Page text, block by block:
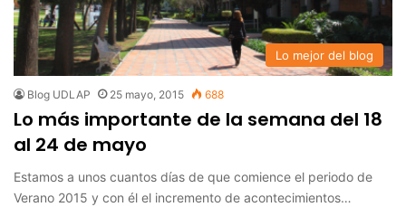
Lo mejor del blog
Blog UDLAP 25 mayo, 2015 688
Lo más importante de la semana del 18
al 24 de mayo
Estamos a unos cuantos días de que comience el periodo de
Verano 2015 y con él el incremento de acontecimientos…